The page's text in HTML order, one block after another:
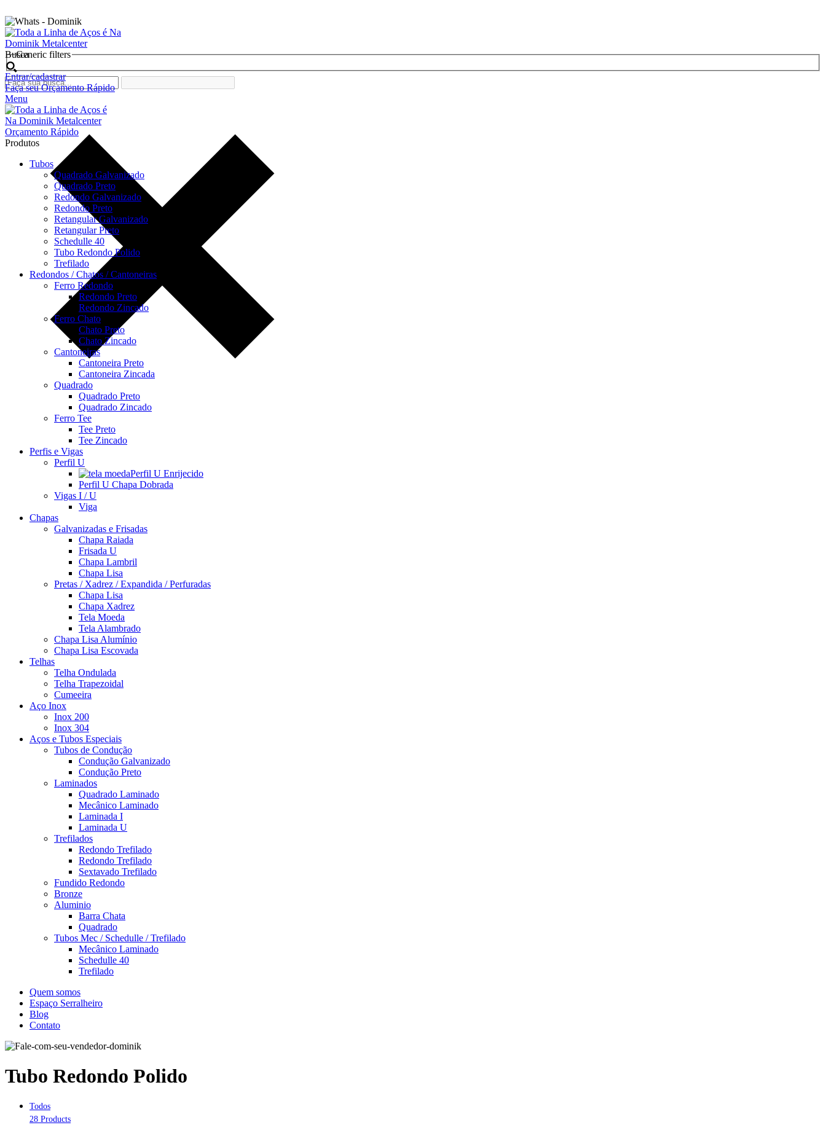
BuscaGeneric filters
Entrar/cadastrar
Faça seu Orçamento Rápido
Menu
Orçamento Rápido
Produtos
Tubos
Quadrado Galvanizado
Quadrado Preto
Redondo Galvanizado
Redondo Preto
Retangular Galvanizado
Retangular Preto
Schedulle 40
Tubo Redondo Polido
Trefilado
Redondos / Chatos / Cantoneiras
Ferro Redondo
Redondo Preto
Redondo Zincado
Ferro Chato
Chato Preto
Chato Zincado
Cantoneiras
Cantoneira Preto
Cantoneira Zincada
Quadrado
Quadrado Preto
Quadrado Zincado
Ferro Tee
Tee Preto
Tee Zincado
Perfis e Vigas
Perfil U
Perfil U Enrijecido
Perfil U Chapa Dobrada
Vigas I / U
Viga
Chapas
Galvanizadas e Frisadas
Chapa Raiada
Frisada U
Chapa Lambril
Chapa Lisa
Pretas / Xadrez / Expandida / Perfuradas
Chapa Lisa
Chapa Xadrez
Tela Moeda
Tela Alambrado
Chapa Lisa Alumínio
Chapa Lisa Escovada
Telhas
Telha Ondulada
Telha Trapezoidal
Cumeeira
Aço Inox
Inox 200
Inox 304
Aços e Tubos Especiais
Tubos de Condução
Condução Galvanizado
Condução Preto
Laminados
Quadrado Laminado
Mecânico Laminado
Laminada I
Laminada U
Trefilados
Redondo Trefilado
Redondo Trefilado
Sextavado Trefilado
Fundido Redondo
Bronze
Aluminio
Barra Chata
Quadrado
Tubos Mec / Schedulle / Trefilado
Mecânico Laminado
Schedulle 40
Trefilado
Quem somos
Espaço Serralheiro
Blog
Contato
Tubo Redondo Polido
Todos
28 Products